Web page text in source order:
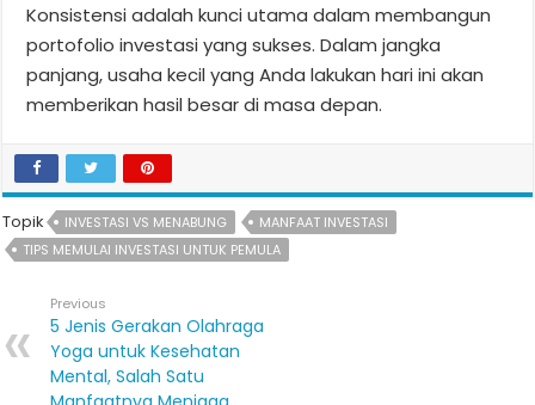
Konsistensi adalah kunci utama dalam membangun
portofolio investasi yang sukses. Dalam jangka
panjang, usaha kecil yang Anda lakukan hari ini akan
memberikan hasil besar di masa depan.
Topik INVESTASI VS MENABUNG
MANFAAT INVESTASI
TIPS MEMULAI INVESTASI UNTUK PEMULA
Previous
5 Jenis Gerakan Olahraga
Yoga untuk Kesehatan
Mental, Salah Satu